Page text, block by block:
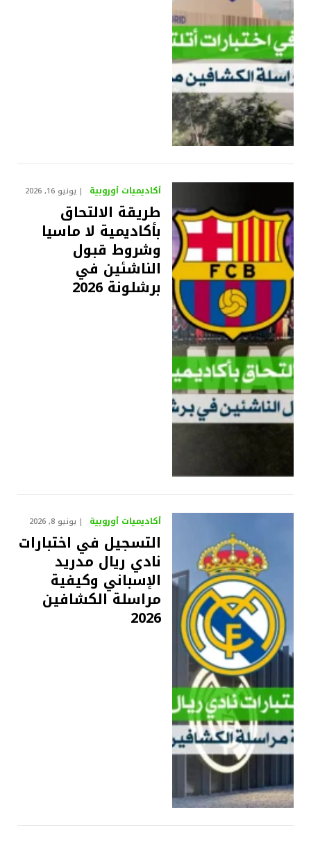
أكاديميات أوروبية يونيو 16, 2026
طريقة الالتحاق
بأكاديمية لا ماسيا
وشروط قبول
الناشئين في
برشلونة 2026
أكاديميات أوروبية يونيو 8, 2026
التسجيل في اختبارات
نادي ريال مدريد
الإسباني وكيفية
مراسلة الكشافين
2026